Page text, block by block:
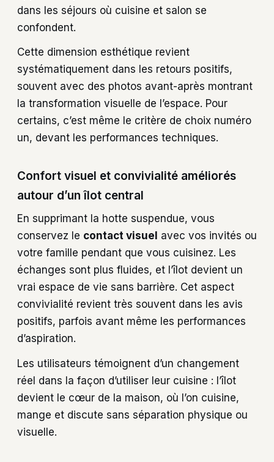
dans les séjours où cuisine et salon se
confondent.
Cette dimension esthétique revient
systématiquement dans les retours positifs,
souvent avec des photos avant-après montrant
la transformation visuelle de l’espace. Pour
certains, c’est même le critère de choix numéro
un, devant les performances techniques.
Confort visuel et convivialité améliorés
autour d’un îlot central
En supprimant la hotte suspendue, vous
conservez le contact visuel avec vos invités ou
votre famille pendant que vous cuisinez. Les
échanges sont plus fluides, et l’îlot devient un
vrai espace de vie sans barrière. Cet aspect
convivialité revient très souvent dans les avis
positifs, parfois avant même les performances
d’aspiration.
Les utilisateurs témoignent d’un changement
réel dans la façon d’utiliser leur cuisine : l’îlot
devient le cœur de la maison, où l’on cuisine,
mange et discute sans séparation physique ou
visuelle.